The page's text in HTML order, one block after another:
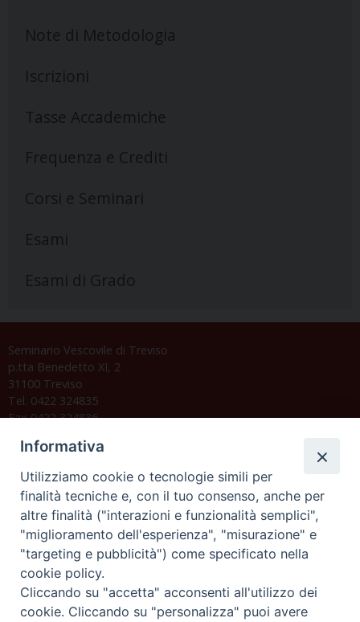
Note di Metodologia
Iscrizioni
Tasse Accademiche
Frequenza e Crediti
Corsi e Seminari
Esami
Esami di Grado
Seminario Vescovile di Treviso
p.tta Benedetto XI, 2
31100 Treviso
Tel. 0422 324835
Fax 0422 324836
Orario di segreteria
Lunedì 17.30-19.30
Martedì 17.30-19.30
Mercoledì 17.30-19.30
Giovedì 17.30-19.30
Informativa
Utilizziamo cookie o tecnologie simili per
finalità tecniche e, con il tuo consenso, anche per
altre finalità ("interazioni e funzionalità semplici",
"miglioramento dell'esperienza", "misurazione" e
"targeting e pubblicità") come specificato nella
cookie policy.
Cliccando su "accetta" acconsenti all'utilizzo dei
cookie. Cliccando su "personalizza" puoi avere